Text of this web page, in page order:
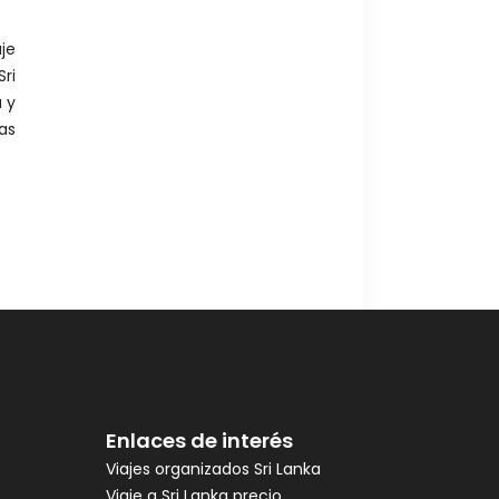
Enlaces de interés
Viajes organizados Sri Lanka